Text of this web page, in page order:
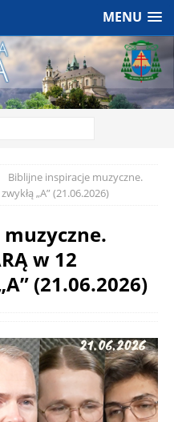
MENU
Biblijne inspiracje muzyczne.
„A” (21.06.2026)
w 12
(21.06.2026)